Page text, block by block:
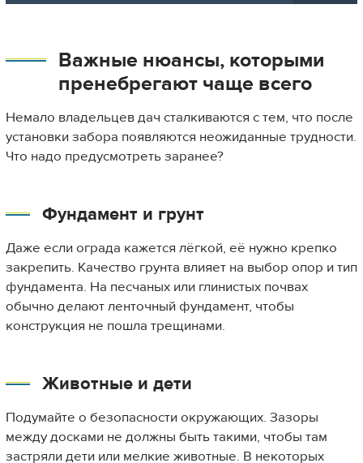
Важные нюансы, которыми
пренебрегают чаще всего
Немало владельцев дач сталкиваются с тем, что после
установки забора появляются неожиданные трудности.
Что надо предусмотреть заранее?
Фундамент и грунт
Даже если ограда кажется лёгкой, её нужно крепко
закрепить. Качество грунта влияет на выбор опор и тип
фундамента. На песчаных или глинистых почвах
обычно делают ленточный фундамент, чтобы
конструкция не пошла трещинами.
Животные и дети
Подумайте о безопасности окружающих. Зазоры
между досками не должны быть такими, чтобы там
застряли дети или мелкие животные. В некоторых